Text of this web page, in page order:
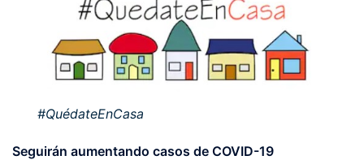
#QuédateEnCasa
Seguirán aumentando casos de COVID-19